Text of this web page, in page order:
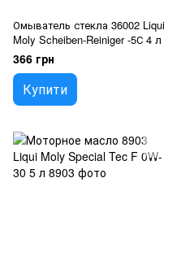
Омыватель стекла 36002 Liqui
Moly Scheiben-Reiniger -5С 4 л
366 грн
Купити